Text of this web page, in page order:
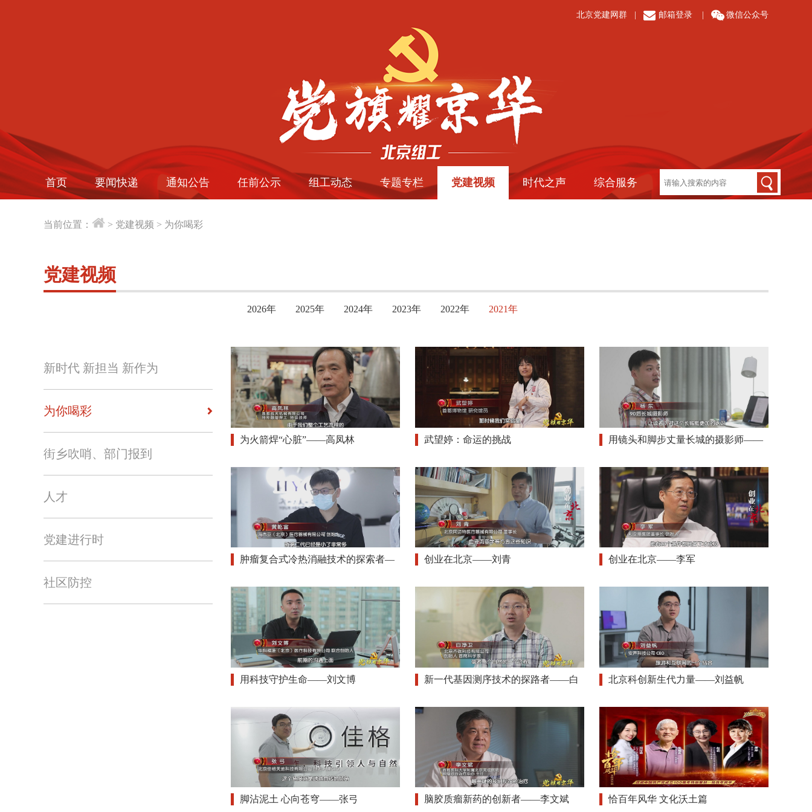
北京党建网群 邮箱登录 微信公众号
首页 要闻快递 通知公告 任前公示 组工动态 专题专栏 党建视频 时代之声 综合服务
当前位置： > 党建视频 > 为你喝彩
党建视频
2026年 2025年 2024年 2023年 2022年 2021年
新时代 新担当 新作为
为你喝彩
街乡吹哨、部门报到
人才
党建进行时
社区防控
为火箭焊“心脏”——高凤林 武望婷：命运的挑战 用镜头和脚步丈量长城的摄影师——
肿瘤复合式冷热消融技术的探索者— 创业在北京——刘青 创业在北京——李军
用科技守护生命——刘文博 新一代基因测序技术的探路者——白 北京科创新生代力量——刘益帆
脚沾泥土 心向苍穹——张弓 脑胶质瘤新药的创新者——李文斌 恰百年风华 文化沃土篇